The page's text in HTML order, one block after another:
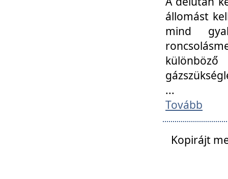
állomást
mind
...
Tovább
Kopirájt